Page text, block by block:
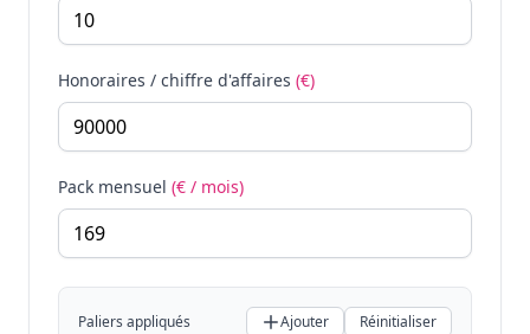
Honoraires / chiffre d'affaires (€)
Pack mensuel (€ / mois)
Paliers appliqués Ajouter Réinitialiser